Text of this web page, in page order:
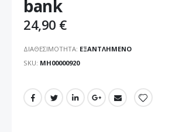
bank
24,90 €
ΔΙΑΘΕΣΙΜΌΤΗΤΑ: ΕΞΑΝΤΛΗΜΈΝΟ
SKU ΜΗ00000920